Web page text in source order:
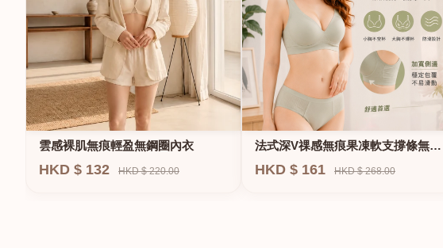
雲感裸肌無痕輕盈無鋼圈內衣
HKD $ 132 HKD $ 220.00
法式深V祼感無痕果凍軟支撐條無鋼
圈內衣
HKD $ 161 HKD $ 268.00